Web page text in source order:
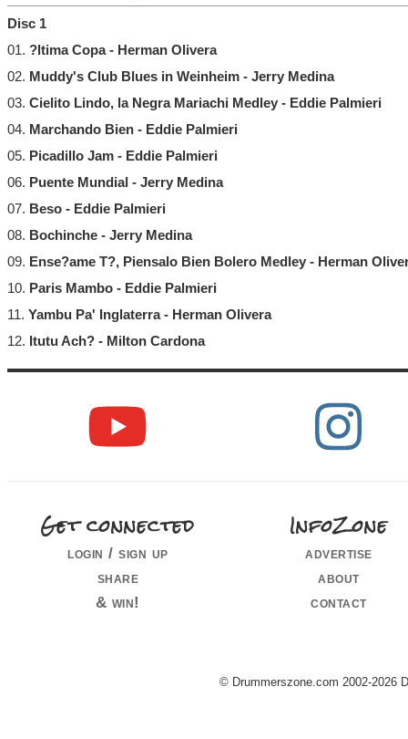
Disc 1
01. ?ltima Copa - Herman Olivera
02. Muddy's Club Blues in Weinheim - Jerry Medina
03. Cielito Lindo, la Negra Mariachi Medley - Eddie Palmieri
04. Marchando Bien - Eddie Palmieri
05. Picadillo Jam - Eddie Palmieri
06. Puente Mundial - Jerry Medina
07. Beso - Eddie Palmieri
08. Bochinche - Jerry Medina
09. Ense?ame T?, Piensalo Bien Bolero Medley - Herman
10. Paris Mambo - Eddie Palmieri
11. Yambu Pa' Inglaterra - Herman Olivera
12. Itutu Ach? - Milton Cardona
Get connected
login / sign up
share
& win!
InfoZone
advertise
about
contact
© Drummerszone.com 2002-2026